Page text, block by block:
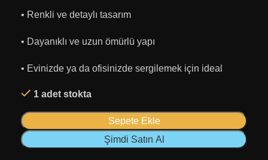
• Renkli ve detaylı tasarım
• Dayanıklı ve uzun ömürlü yapı
• Evinizde ya da ofisinizde sergilemek için ideal
1 adet stokta
Sepete Ekle
Şimdi Satın Al